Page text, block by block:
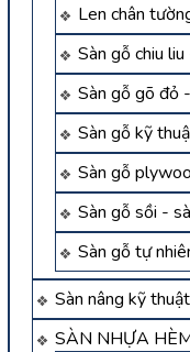
Len chân
Sàn gỗ chiu
Sàn gỗ gõ đỏ
Sàn gỗ kỹ
Sàn gỗ
Sàn gỗ sồi -
Sàn gỗ tự
Sàn nâng kỹ
SÀN NHỰA